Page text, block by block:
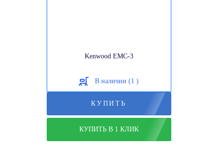
Kenwood EMC-3
В наличии (1 )
КУПИТЬ
КУПИТЬ В 1 КЛИК